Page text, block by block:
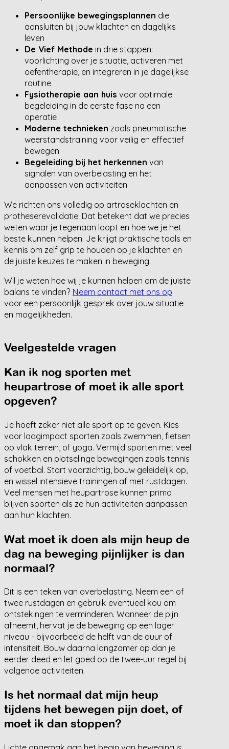
Persoonlijke bewegingsplannen die
aansluiten bij jouw klachten en dagelijks
leven
De Vief Methode in drie stappen:
voorlichting over je situatie, activeren met
oefentherapie, en integreren in je dagelijkse
routine
Fysiotherapie aan huis voor optimale
begeleiding in de eerste fase na een
operatie
Moderne technieken zoals pneumatische
weerstandstraining voor veilig en effectief
bewegen
Begeleiding bij het herkennen van
signalen van overbelasting en het
aanpassen van activiteiten
We richten ons volledig op artroseklachten en
protheserevalidatie. Dat betekent dat we precies
weten waar je tegenaan loopt en hoe we je het
beste kunnen helpen. Je krijgt praktische tools en
kennis om zelf grip te houden op je klachten en
de juiste keuzes te maken in beweging.
Wil je weten hoe wij je kunnen helpen om de juiste
balans te vinden? Neem contact met ons op
voor een persoonlijk gesprek over jouw situatie
en mogelijkheden.
Veelgestelde vragen
Kan ik nog sporten met
heupartrose of moet ik alle sport
opgeven?
Je hoeft zeker niet alle sport op te geven. Kies
voor laagimpact sporten zoals zwemmen, fietsen
op vlak terrein, of yoga. Vermijd sporten met veel
schokken en plotselinge bewegingen zoals tennis
of voetbal. Start voorzichtig, bouw geleidelijk op,
en wissel intensieve trainingen af met rustdagen.
Veel mensen met heupartrose kunnen prima
blijven sporten als ze hun activiteiten aanpassen
aan hun klachten.
Wat moet ik doen als mijn heup de
dag na beweging pijnlijker is dan
normaal?
Dit is een teken van overbelasting. Neem een of
twee rustdagen en gebruik eventueel kou om
ontstekingen te verminderen. Wanneer de pijn
afneemt, hervat je de beweging op een lager
niveau - bijvoorbeeld de helft van de duur of
intensiteit. Bouw daarna langzamer op dan je
eerder deed en let goed op de twee-uur regel bij
volgende activiteiten.
Is het normaal dat mijn heup
tijdens het bewegen pijn doet, of
moet ik dan stoppen?